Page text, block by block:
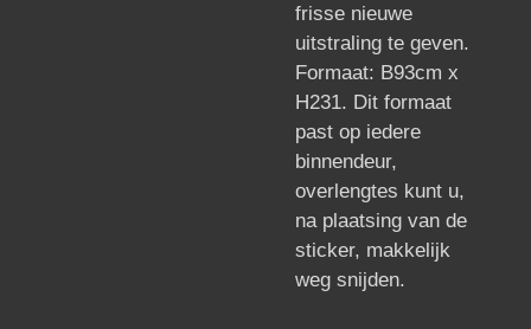
frisse nieuwe
uitstraling te geven.
Formaat: B93cm x
H231. Dit formaat
past op iedere
binnendeur,
overlengtes kunt u,
na plaatsing van de
sticker, makkelijk
weg snijden.